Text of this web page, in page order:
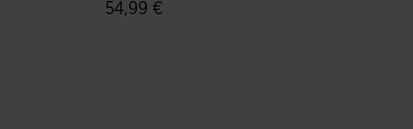
54,99 €